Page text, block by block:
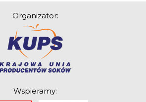
Organizator:
Wspieramy: